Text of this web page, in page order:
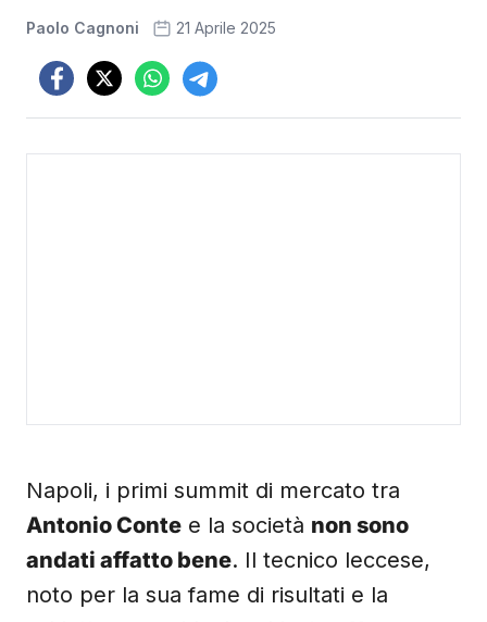
Paolo Cagnoni 21 Aprile 2025
Napoli, i primi summit di mercato tra
Antonio Conte e la società non sono
andati affatto bene. Il tecnico leccese,
noto per la sua fame di risultati e la